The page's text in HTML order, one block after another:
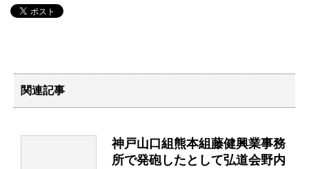
関連記事
神戸山口組熊本組藤健興業事務
所で発砲したとして弘道会野内